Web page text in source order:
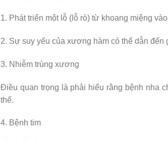
1. Phát triển một lỗ (lỗ rò) từ khoang miệng
2. Sự suy yếu của xương hàm có thể dẫn đến
3. Nhiễm trùng xương
Điều quan trọng là phải hiểu rằng bệnh nha
thể.
4. Bệnh tim